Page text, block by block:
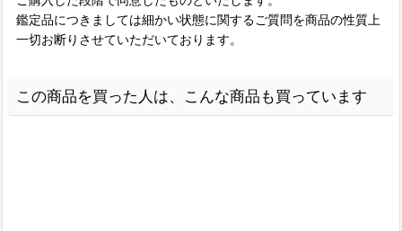
鑑定品につきましては細かい状態に関するご質問を商品の性質上
一切お断りさせていただいております。
この商品を買った人は、こんな商品も買っています